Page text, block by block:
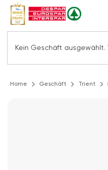
Home Geschäft Trient